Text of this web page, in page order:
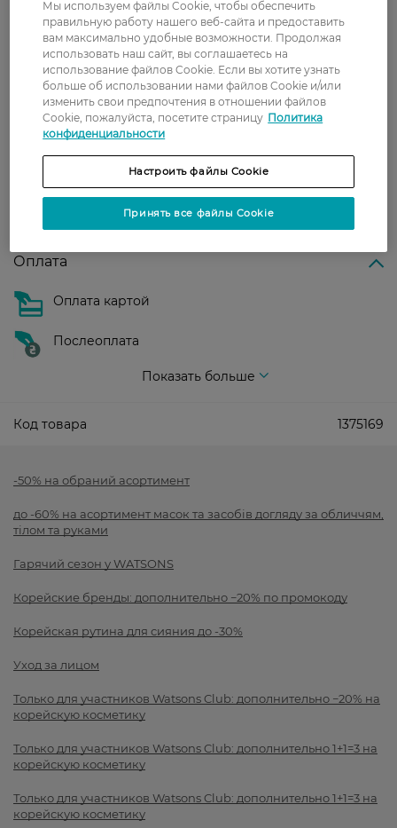
Новая почта
В отделение Новой почты - 99 грн, бесплатно
от 699 грн
Укрпочта
Стоимость доставки – 79 грн, бесплатная
доставка от – 599 грн
Забрать сегодня в магазине Watsons
Стоимость доставки – 0 грн
Показать больше
Оплата
Оплата картой
Послеоплата
Показать больше
Код товара 1375169
-50% на обраний асортимент
до -60% на асортимент масок та засобів догляду за обличчям,
тілом та руками
Гарячий сезон у WATSONS
Корейские бренды: дополнительно −20% по промокоду
Корейская рутина для сияния до -30%
Уход за лицом
Только для участников Watsons Club: дополнительно −20% на
корейскую косметику
Только для участников Watsons Club: дополнительно 1+1=3 на
корейскую косметику
Только для участников Watsons Club: дополнительно 1+1=3 на
корейскую косметику
Мы используем файлы Cookie, чтобы обеспечить
правильную работу нашего веб-сайта и предоставить
вам максимально удобные возможности. Продолжая
использовать наш сайт, вы соглашаетесь на
использование файлов Cookie. Если вы хотите узнать
больше об использовании нами файлов Cookie и/или
изменить свои предпочтения в отношении файлов
Cookie, пожалуйста, посетите страницу Политика
конфиденциальности
Настроить файлы Cookie
Принять все файлы Cookie